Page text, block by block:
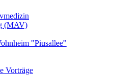
(MAV)
"Piusallee"
Vorträge